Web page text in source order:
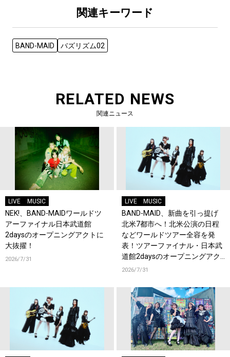
関連キーワード
BAND-MAID バズリズム02
RELATED NEWS
関連ニュース
LIVE MUSIC
NEK!、BAND-MAIDワールドツ
アーファイナル日本武道館
2daysのオープニングアクトに
大抜擢！
2026/7/31
LIVE MUSIC
BAND-MAID、新曲を引っ提げ
北米7都市へ！北米公演の日程
などワールドツアー全容を発
表！ツアーファイナル・日本武
道館2daysのオープニングアク
トにNEK!が決定！
2026/7/31